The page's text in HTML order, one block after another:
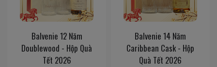
Balvenie 12 Năm
Doublewood - Hộp Quà
Tết 2026
Balvenie 14 Năm
Caribbean Cask - Hộp
Quà Tết 2026